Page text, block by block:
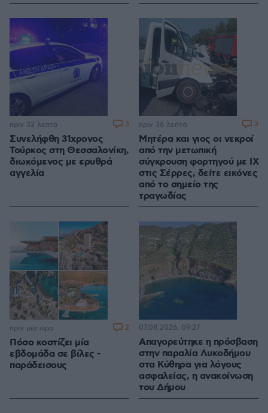
Συνελήφθη 31χρονος
Τούρκος στη Θεσσαλονίκη,
διωκόμενος με ερυθρά
αγγελία
πριν 32 λεπτά 3
Μητέρα και γιος οι νεκροί
από την μετωπική
σύγκρουση φορτηγού με ΙΧ
στις Σέρρες, δείτε εικόνες
από το σημείο της
τραγωδίας
πριν 36 λεπτά 3
Πόσο κοστίζει μία
εβδομάδα σε βίλες -
παράδεισους
πριν μία ώρα 2
Απαγορεύτηκε η πρόσβαση
στην παραλία Λυκοδήμου
στα Κύθηρα για λόγους
ασφαλείας, η ανακοίνωση
του Δήμου
07.08.2026, 09:27